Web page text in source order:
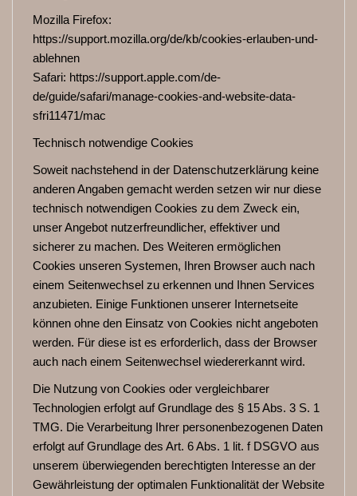
Mozilla Firefox:
https://support.mozilla.org/de/kb/cookies-erlauben-und-
ablehnen
Safari: https://support.apple.com/de-
de/guide/safari/manage-cookies-and-website-data-
sfri11471/mac
Technisch notwendige Cookies
Soweit nachstehend in der Datenschutzerklärung keine
anderen Angaben gemacht werden setzen wir nur diese
technisch notwendigen Cookies zu dem Zweck ein,
unser Angebot nutzerfreundlicher, effektiver und
sicherer zu machen. Des Weiteren ermöglichen
Cookies unseren Systemen, Ihren Browser auch nach
einem Seitenwechsel zu erkennen und Ihnen Services
anzubieten. Einige Funktionen unserer Internetseite
können ohne den Einsatz von Cookies nicht angeboten
werden. Für diese ist es erforderlich, dass der Browser
auch nach einem Seitenwechsel wiedererkannt wird.
Die Nutzung von Cookies oder vergleichbarer
Technologien erfolgt auf Grundlage des § 15 Abs. 3 S. 1
TMG. Die Verarbeitung Ihrer personenbezogenen Daten
erfolgt auf Grundlage des Art. 6 Abs. 1 lit. f DSGVO aus
unserem überwiegenden berechtigten Interesse an der
Gewährleistung der optimalen Funktionalität der Website